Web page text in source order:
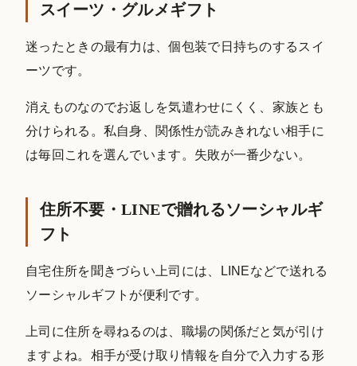
スイーツ・グルメギフト
迷ったときの最有力は、個包装で日持ちのするスイ
ーツです。
消えものなのでお返しを気遣わせにくく、家族とも
分けられる。私自身、関係性が読みきれない相手に
は毎回これを選んでいます。失敗が一番少ない。
住所不要・LINEで贈れるソーシャルギ
フト
自宅住所を聞きづらい上司には、LINEなどで送れる
ソーシャルギフトが便利です。
上司に住所を尋ねるのは、職場の関係だと気が引け
ますよね。相手が受け取り情報を自分で入力する形